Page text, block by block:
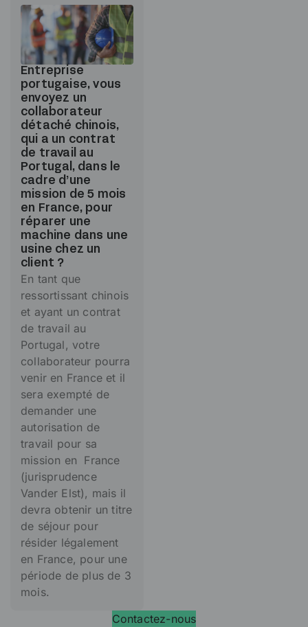
Entreprise
portugaise, vous
envoyez un
collaborateur
détaché chinois,
qui a un contrat
de travail au
Portugal, dans le
cadre d’une
mission de 5 mois
en France, pour
réparer une
machine dans une
usine chez un
client ?
En tant que
ressortissant chinois
et ayant un contrat
de travail au
Portugal, votre
collaborateur pourra
venir en France et il
sera exempté de
demander une
autorisation de
travail pour sa
mission en France
(jurisprudence
Vander Elst), mais il
devra obtenir un titre
de séjour pour
résider légalement
en France, pour une
période de plus de 3
mois.
Contactez-nous